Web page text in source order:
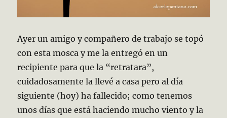
Ayer un amigo y compañero de trabajo se topó
con esta mosca y me la entregó en un
recipiente para que la “retratara”,
cuidadosamente la llevé a casa pero al día
siguiente (hoy) ha fallecido; como tenemos
unos días que está haciendo mucho viento y la